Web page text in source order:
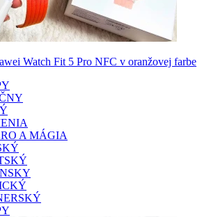
Watch Fit 5 Pro NFC v oranžovej farbe
A MÁGIA